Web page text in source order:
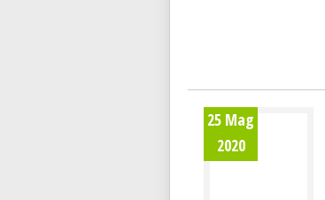
25 Mag
2020